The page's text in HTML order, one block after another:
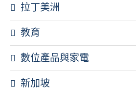
拉丁美洲
教育
數位產品與家電
新加坡